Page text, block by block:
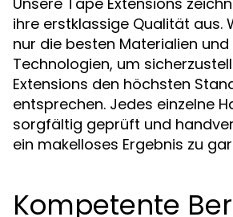
ihre erstklassige Qualität aus.
nur die besten Materialien
Technologien, um
Extensions den höchsten
entsprechen. Jedes einzelne
sorgfältig geprüft und
ein makelloses Ergebnis zu
Kompetente